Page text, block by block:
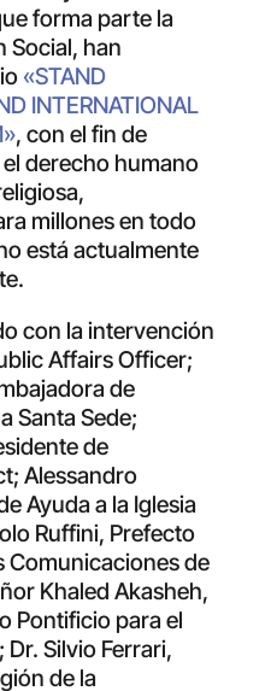
forma parte la
Social, han
«STAND
INTERNATIONAL
, con el fin de
derecho humano
millones en todo
está actualmente
con la intervención
Affairs Officer;
de
Santa Sede;
de
Alessandro
Ayuda a la Iglesia
Ruffini, Prefecto
Comunicaciones de
Khaled Akasheh,
Pontificio para el
Silvio Ferrari,
de la